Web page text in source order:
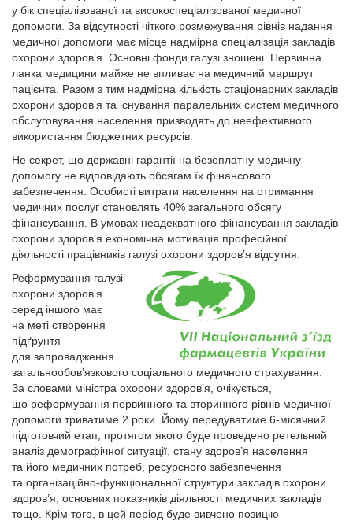
у бік спеціалізованої та високо­спеціалізованої медичної
допомоги. За відсутності чіткого розмежування рівнів надання
медичної допомоги має місце надмірна спеціалізація закладів
охорони здоров’я. Основні фонди галузі зношені. Первинна
ланка медицини майже не впливає на медичний маршрут
пацієнта. Разом з тим надмірна кількість стаціонарних закладів
охорони здоров’я та існування паралельних систем медичного
обслуговування населення призводять до неефективного
використання бюджетних ресурсів.
Не секрет, що державні гарантії на безоплатну медичну
допомогу не відповідають обсягам їх фінансового
забезпечення. Особисті витрати населення на отримання
медичних послуг становлять 40% загального обсягу
фінансування. В умовах неадекватного фінансування закладів
охорони здоров’я економічна мотивація професійної
діяльності працівників галузі охорони здоров’я відсутня.
Реформування галузі
охорони здоров’я
серед іншого має
на меті створення
підґрунтя
для запровадження
загальнообов’язкового соціального медичного страхування.
За словами міністра охорони здоров’я, очікується,
що реформування первинного та вторинного рівнів медичної
допомоги триватиме 2 роки. Йому передуватиме 6-місячний
підготовчий етап, протягом якого буде проведено ретельний
аналіз демо­графічної ситуації, стану здоров’я населення
та його медичних потреб, ресурсного забезпечення
та організаційно-функціональної структури закладів охорони
здоров’я, основних показників діяльності медичних закладів
тощо. Крім того, в цей період буде вивчено позицію